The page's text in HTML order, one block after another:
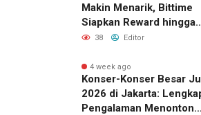
Makin Menarik, Bittime
Siapkan Reward hingga
Rp10 Juta
38 Editor
4 week ago
Konser-Konser Besar
2026 di Jakarta:
Pengalaman Menonton